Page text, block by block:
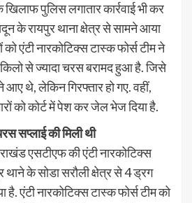
पुलिस लगातार कार्रवाई भी कर
के रायपुर थाना क्षेत्र से सामने आया
एंटी नारकोटिक्स टास्क फोर्स टीम ने
से ज्यादा चरस बरामद हुआ है. जिसे
आए थे, लेकिन गिरफ्तार हो गए. वहीं,
को कोर्ट में पेश कर जेल भेज दिया है.
सप्लाई की मिली थी
एसटीएफ की एंटी नारकोटिक्स
थाने के सोडा सरौली क्षेत्र से 4 ड्रग
है. एंटी नारकोटिक्स टास्क फोर्स टीम को